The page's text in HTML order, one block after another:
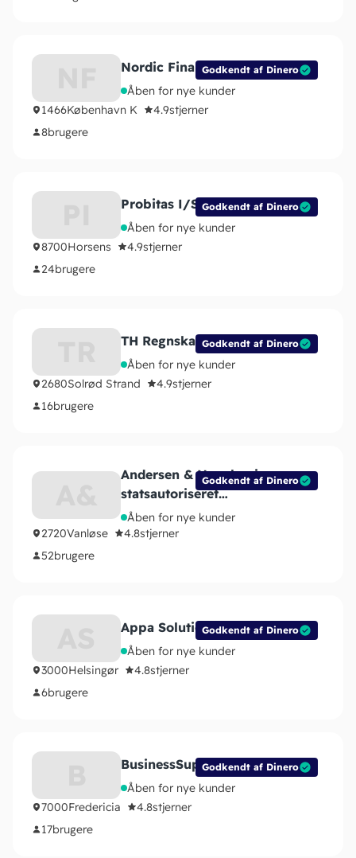
Godkendt af Dinero
Nordic Finans ApS
Åben for nye kunder
1466København K 4.9stjerner
8brugere
Godkendt af Dinero
Probitas I/S
Åben for nye kunder
8700Horsens 4.9stjerner
24brugere
Godkendt af Dinero
TH Regnskab v/Toke Hansen
Åben for nye kunder
2680Solrød Strand 4.9stjerner
16brugere
Godkendt af Dinero
Andersen & Novakovic
statsautoriseret
revisionsanpartsselskab
Åben for nye kunder
2720Vanløse 4.8stjerner
52brugere
Godkendt af Dinero
Appa Solutions
Åben for nye kunder
3000Helsingør 4.8stjerner
6brugere
Godkendt af Dinero
BusinessSupport.dk
Åben for nye kunder
7000Fredericia 4.8stjerner
17brugere